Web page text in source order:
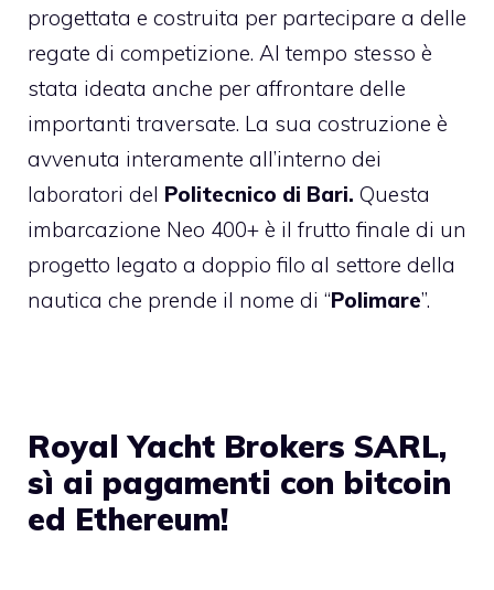
progettata e costruita per partecipare a delle
regate di competizione. Al tempo stesso è
stata ideata anche per affrontare delle
importanti traversate. La sua costruzione è
avvenuta interamente all’interno dei
laboratori del Politecnico di Bari. Questa
imbarcazione Neo 400+ è il frutto finale di un
progetto legato a doppio filo al settore della
nautica che prende il nome di “Polimare”.
Royal Yacht Brokers SARL,
sì ai pagamenti con bitcoin
ed Ethereum!